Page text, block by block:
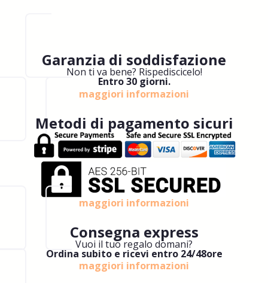
Garanzia di soddisfazione
Non ti va bene? Rispediscicelo!
Entro 30 giorni.
maggiori informazioni
Metodi di pagamento sicuri
maggiori informazioni
Consegna express
Vuoi il tuo regalo domani?
Ordina subito e ricevi entro 24/48ore
maggiori informazioni